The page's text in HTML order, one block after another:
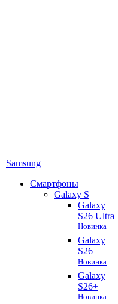
Samsung
Смартфоны
Galaxy S
Galaxy
S26 Ultra
Новинка
Galaxy
S26
Новинка
Galaxy
S26+
Новинка